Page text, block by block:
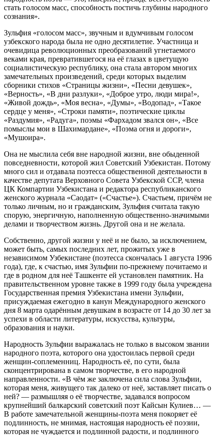
стать голосом масс, способность постичь глубины народного
сознания».
Зульфия «голосом масс», звучным и вдумчивым голосом
узбекского народа была не одно десятилетие. Участница и
очевидица революционных преобразований угнетаемого
веками края, превратившегося на её глазах в цветущую
социалистическую республику, она стала автором многих
замечательных произведений, среди которых выделим
сборники стихов «Страницы жизни», «Песни девушек»,
«Верность», «В дни разлуки», «Доброе утро, люди мира!»,
«Живой дождь», «Моя весна», «Думы», «Водопад», «Такое
сердце у меня», «Строки памяти», поэтические циклы
«Раздумия», «Радуга», поэмы «Фархадом звался он», «Все
помыслы мои в Шахимардане», «Поэма огня и дороги»,
«Мушоира».
Она не мыслила себя вне народной жизни, вне обыденной
повседневности, которой жил Советский Узбекистан. Потому
много сил и отдавала поэтесса общественной деятельности в
качестве депутата Верховного Совета Узбекской ССР, члена
ЦК Компартии Узбекистана и редактора республиканского
женского журнала «Саодат» («Счастье»). Счастьем, причём не
только личным, но и гражданским, Зульфия считала такую
спорую, энергичную, наполненную общественно-значимыми
делами и творчеством жизнь. Другой она и не желала.
Собственно, другой жизни у неё и не было, за исключением,
может быть, самых последних лет, прожитых уже в
независимом Узбекистане (поэтесса скончалась 1 августа 1996
года), где, к счастью, имя Зульфии по-прежнему почитаемо и
где в родном для неё Ташкенте ей установлен памятник. На
правительственном уровне также в 1999 году была учреждена
Государственная премия Узбекистана имени Зульфии,
присуждаемая ежегодно в канун Международного женского
дня 8 марта одарённым девушкам в возрасте от 14 до 30 лет за
успехи в области литературы, искусства, культуры,
образования и науки.
Народность Зульфии выражалась не только в высоком звании
народного поэта, которого она удостоилась первой среди
женщин-соплеменниц. Народность её, по сути, была
сконцентрирована в самом творчестве, в его народной
направленности. «В чём же заключена сила слова Зульфии,
которая меня, живущего так далеко от неё, заставляет писать о
ней? — размышляя о её творчестве, задавался вопросом
крупнейший балкарский советский поэт Кайсын Кулиев… —
В работе замечательной женщины-поэта меня покоряет её
подлинность, не мнимая, настоящая народность её поэзии,
которая не чуждается и подлинной радости, и подлинного